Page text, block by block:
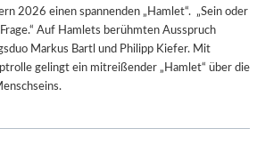
2026 einen spannenden „Hamlet“. „Sein oder
Auf Hamlets berühmten Ausspruch
Markus Bartl und Philipp Kiefer. Mit
gelingt ein mitreißender „Hamlet“ über die